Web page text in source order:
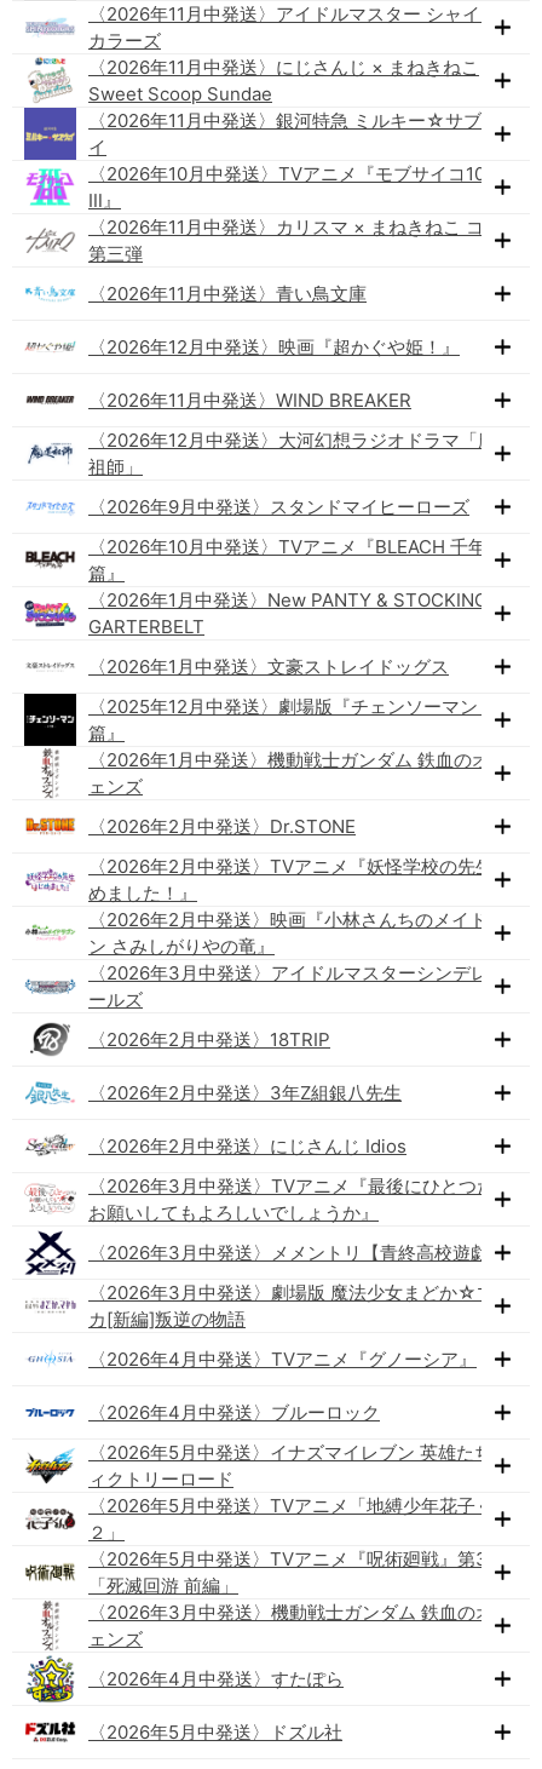
〈2026年11月中発送〉アイドルマスター シャイニー
カラーズ
〈2026年11月中発送〉にじさんじ × まねきねこ
Sweet Scoop Sundae
〈2026年11月中発送〉銀河特急 ミルキー☆サブウェ
イ
〈2026年10月中発送〉TVアニメ『モブサイコ100
Ⅲ』
〈2026年11月中発送〉カリスマ × まねきねこ コラボ
第三弾
〈2026年11月中発送〉青い鳥文庫
〈2026年12月中発送〉映画『超かぐや姫！』
〈2026年11月中発送〉WIND BREAKER
〈2026年12月中発送〉大河幻想ラジオドラマ「魔道
祖師」
〈2026年9月中発送〉スタンドマイヒーローズ
〈2026年10月中発送〉TVアニメ『BLEACH 千年血戦
篇』
〈2026年1月中発送〉New PANTY & STOCKING with
GARTERBELT
〈2026年1月中発送〉文豪ストレイドッグス
〈2025年12月中発送〉劇場版『チェンソーマン レゼ
篇』
〈2026年1月中発送〉機動戦士ガンダム 鉄血のオルフ
ェンズ
〈2026年2月中発送〉Dr.STONE
〈2026年2月中発送〉TVアニメ『妖怪学校の先生はじ
めました！』
〈2026年2月中発送〉映画『小林さんちのメイドラゴ
ン さみしがりやの竜』
〈2026年3月中発送〉アイドルマスターシンデレラガ
ールズ
〈2026年2月中発送〉18TRIP
〈2026年2月中発送〉3年Z組銀八先生
〈2026年2月中発送〉にじさんじ Idios
〈2026年3月中発送〉TVアニメ『最後にひとつだけ
お願いしてもよろしいでしょうか』
〈2026年3月中発送〉メメントリ【青終高校遊戯部】
〈2026年3月中発送〉劇場版 魔法少女まどか☆マギ
カ[新編]叛逆の物語
〈2026年4月中発送〉TVアニメ『グノーシア』
〈2026年4月中発送〉ブルーロック
〈2026年5月中発送〉イナズマイレブン 英雄たちのヴ
ィクトリーロード
〈2026年5月中発送〉TVアニメ「地縛少年花子くん
２」
〈2026年5月中発送〉TVアニメ『呪術廻戦』第3期
「死滅回游 前編」
〈2026年3月中発送〉機動戦士ガンダム 鉄血のオルフ
ェンズ
〈2026年4月中発送〉すたぽら
〈2026年5月中発送〉ドズル社